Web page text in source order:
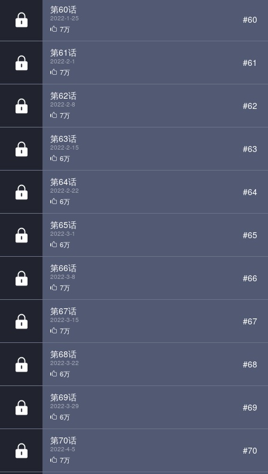
第61话
2022-2-1
7万
#61
第62话
2022-2-8
7万
#62
第63话
2022-2-15
6万
#63
第64话
2022-2-22
6万
#64
第65话
2022-3-1
6万
#65
第66话
2022-3-8
7万
#66
第67话
2022-3-15
7万
#67
第68话
2022-3-22
6万
#68
第69话
2022-3-29
6万
#69
第70话
2022-4-5
7万
#70
第71话
2022-4-12
6万
#71